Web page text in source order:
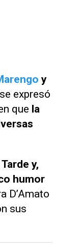
y
expresó
que la
y,
humor
D’Amato
sus